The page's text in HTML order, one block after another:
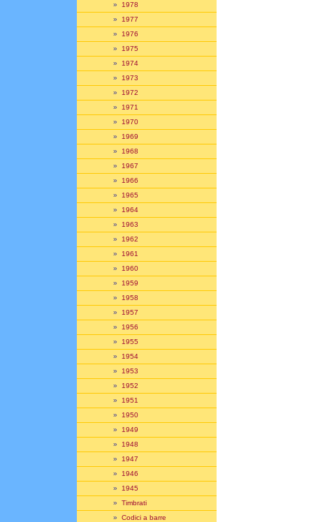
» 1978
» 1977
» 1976
» 1975
» 1974
» 1973
» 1972
» 1971
» 1970
» 1969
» 1968
» 1967
» 1966
» 1965
» 1964
» 1963
» 1962
» 1961
» 1960
» 1959
» 1958
» 1957
» 1956
» 1955
» 1954
» 1953
» 1952
» 1951
» 1950
» 1949
» 1948
» 1947
» 1946
» 1945
» Timbrati
» Codici a barre